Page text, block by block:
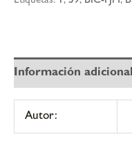
Información adicional
Autor: